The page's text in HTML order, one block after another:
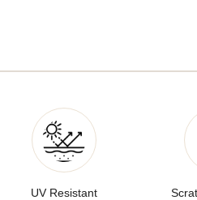
UV Resistant